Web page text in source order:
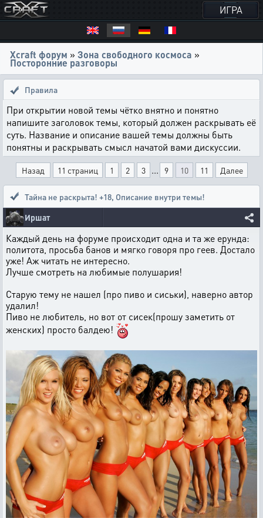
ИГРА
Xcraft форум » Зона свободного космоса »
Посторонние разговоры
Правила
При открытии новой темы чётко внятно и понятно
напишите заголовок темы, который должен раскрывать её
суть. Название и описание вашей темы должны быть
понятны и раскрывать смысл начатой вами дискуссии.
Назад 11 страниц 1 2 3 ... 9 10 11 Далее
Тайна не раскрыта! +18, Описание внутри темы!
Иршат
Каждый день на форуме происходит одна и та же ерунда:
политота, просьба банов и мягко говоря про геев. Достало
уже! Аж читать не интересно.
Лучше смотреть на любимые полушария!
Старую тему не нашел (про пиво и сиськи), наверно автор
удалил!
Пиво не любитель, но вот от сисек(прошу заметить от
женских) просто балдею!